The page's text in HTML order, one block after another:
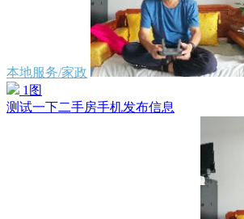
本地服务/家政
1图
测试一下二手房手机发布信息